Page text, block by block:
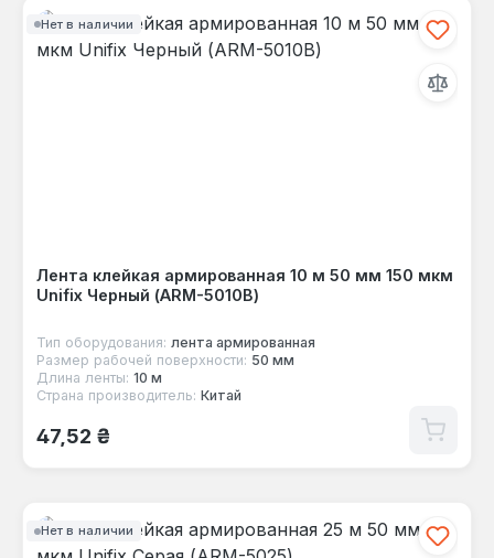
Нет в наличии
Лента клейкая армированная 10 м 50 мм 150 мкм
Unifix Черный (ARM-5010B)
Тип оборудования: лента армированная
Размер рабочей поверхности: 50 мм
Длина ленты: 10 м
Страна производитель: Китай
Обычная цена:
47,52 ₴
Нет в наличии